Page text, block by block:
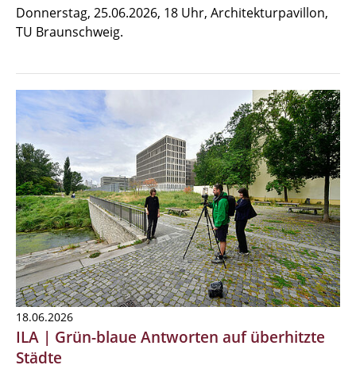
Donnerstag, 25.06.2026, 18 Uhr, Architekturpavillon,
TU Braunschweig.
18.06.2026
ILA | Grün-blaue Antworten auf überhitzte
Städte